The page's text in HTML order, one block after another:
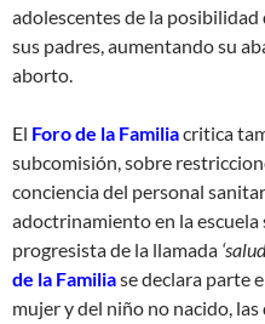
adolescentes de la
sus padres, aumentando su
aborto.
El Foro de la Familiacritica
subcomisión, sobre
conciencia del personal
adoctrinamiento en la
progresista de la llamada
de la Familiase declara parte
mujer y del niño no nacido,